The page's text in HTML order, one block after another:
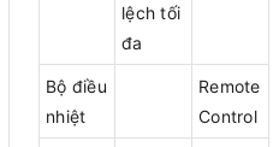
lệch tối
đa
Bộ điều
nhiệt
Remote
Control